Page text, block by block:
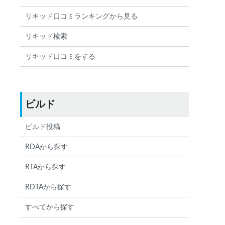
リキッド口コミランキングから見る
リキッド検索
リキッド口コミをする
ビルド
ビルド投稿
RDAから探す
RTAから探す
RDTAから探す
すべてから探す